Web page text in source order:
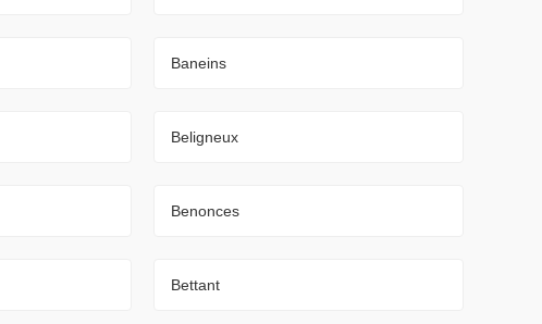
Baneins
Beligneux
Benonces
Bettant